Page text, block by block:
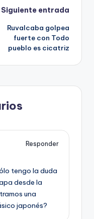
Siguiente entrada
Ruvalcaba golpea
fuerte con Todo
pueblo es cicatriz
Responder
tengo la duda
desde la
una
japonés?